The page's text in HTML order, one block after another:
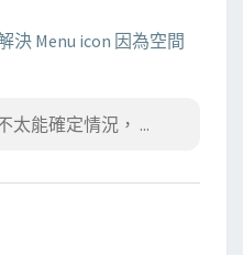
決 Menu icon 因為空間
太能確定情況， ...